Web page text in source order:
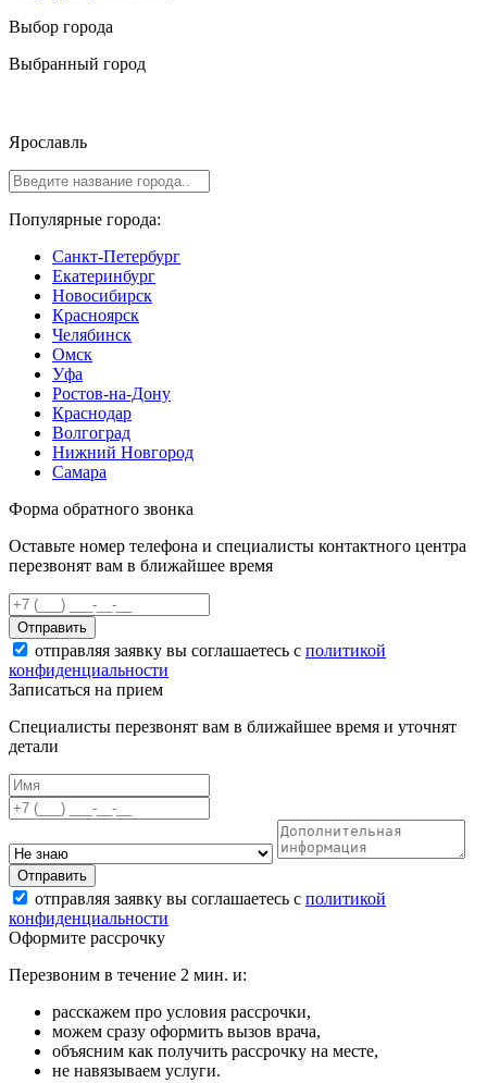
Выбор города
Выбранный город
Ярославль
Популярные города:
Санкт-Петербург
Екатеринбург
Новосибирск
Красноярск
Челябинск
Омск
Уфа
Ростов-на-Дону
Краснодар
Волгоград
Нижний Новгород
Самара
Форма обратного звонка
Оставьте номер телефона и специалисты контактного центра
перезвонят вам в ближайшее время
Отправить
отправляя заявку вы соглашаетесь с политикой
конфиденциальности
Записаться на прием
Специалисты перезвонят вам в ближайшее время и уточнят
детали
Отправить
отправляя заявку вы соглашаетесь с политикой
конфиденциальности
Оформите рассрочку
Перезвоним в течение 2 мин. и:
расскажем про условия рассрочки,
можем сразу оформить вызов врача,
объясним как получить рассрочку на месте,
не навязываем услуги.